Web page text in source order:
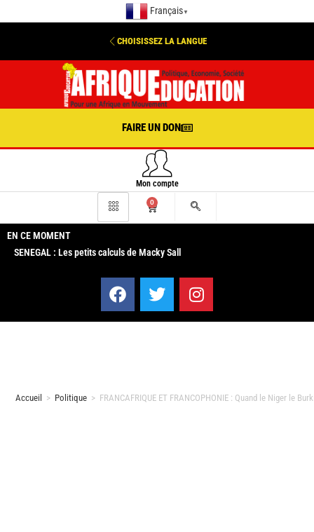
Français ▼
CHOISISSEZ LA LANGUE
FAIRE UN DON
Mon compte
0
EN CE MOMENT
SENEGAL : Les petits calculs de Macky Sall
Accueil > Politique > FRANCAFRIQUE ET FRANCOPHONIE : Quand le Niger le